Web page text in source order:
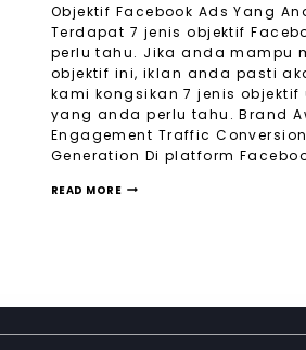
Objektif Facebook Ads Yang
Terdapat 7 jenis objektif
perlu tahu. Jika anda mampu
objektif ini, iklan anda pasti
kami kongsikan 7 jenis objektif
yang anda perlu tahu. Brand
Engagement Traffic
Generation Di platform
READ MORE